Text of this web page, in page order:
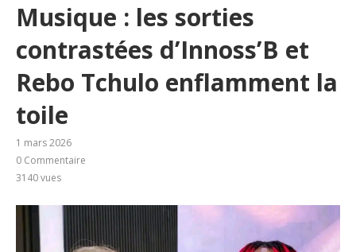
Musique : les sorties
contrastées d’Innoss’B et
Rebo Tchulo enflamment la
toile
1 mars 2026
0 Commentaire
3140vues